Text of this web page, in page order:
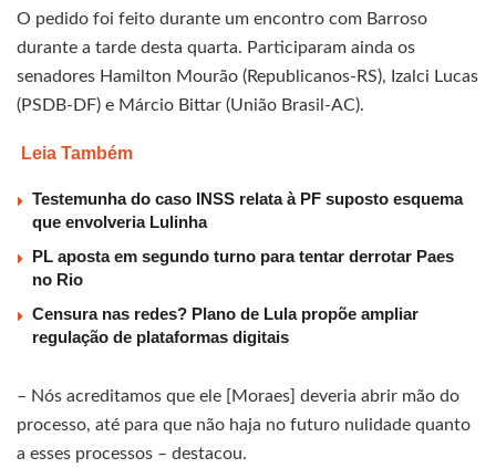
O pedido foi feito durante um encontro com Barroso
durante a tarde desta quarta. Participaram ainda os
senadores Hamilton Mourão (Republicanos-RS), Izalci Lucas
(PSDB-DF) e Márcio Bittar (União Brasil-AC).
Leia Também
Testemunha do caso INSS relata à PF suposto esquema
que envolveria Lulinha
PL aposta em segundo turno para tentar derrotar Paes
no Rio
Censura nas redes? Plano de Lula propõe ampliar
regulação de plataformas digitais
– Nós acreditamos que ele [Moraes] deveria abrir mão do
processo, até para que não haja no futuro nulidade quanto
a esses processos – destacou.